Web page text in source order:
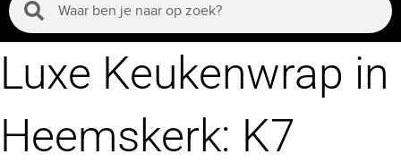
Luxe Keukenwrap in
Heemskerk: K7